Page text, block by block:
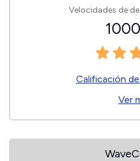
Velocidades de
1000
Calificación
Ver